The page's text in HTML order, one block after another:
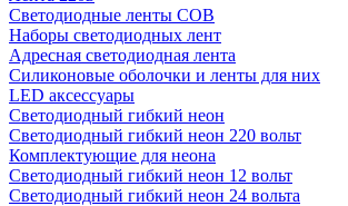
Светодиодные ленты COB
Наборы светодиодных лент
Адресная светодиодная лента
Силиконовые оболочки и ленты для них
LED аксессуары
Светодиодный гибкий неон
Светодиодный гибкий неон 220 вольт
Комплектующие для неона
Светодиодный гибкий неон 12 вольт
Светодиодный гибкий неон 24 вольта